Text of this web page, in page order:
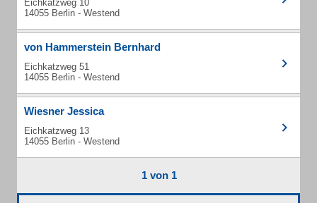
Eichkatzweg 10
14055 Berlin - Westend
von Hammerstein Bernhard
Eichkatzweg 51
14055 Berlin - Westend
Wiesner Jessica
Eichkatzweg 13
14055 Berlin - Westend
1 von 1